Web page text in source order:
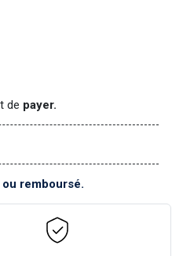
de payer.
remboursé.